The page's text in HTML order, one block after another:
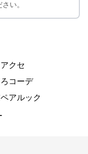
い。